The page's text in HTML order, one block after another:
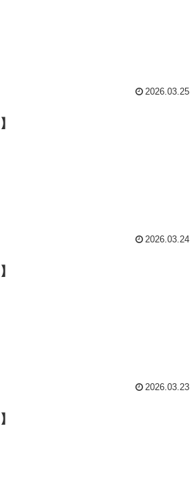
2026.03.25
2026.03.24
2026.03.23